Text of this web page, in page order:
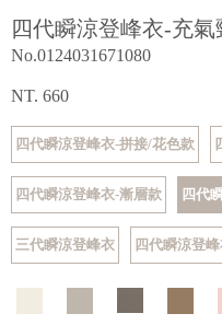
四代瞬涼登峰衣-充氣
No.0124031671080
NT. 660
四代瞬涼登峰衣-拼接/花色款
四代瞬涼登峰衣-漸層款 四代
三代瞬涼登峰衣 四代瞬涼登